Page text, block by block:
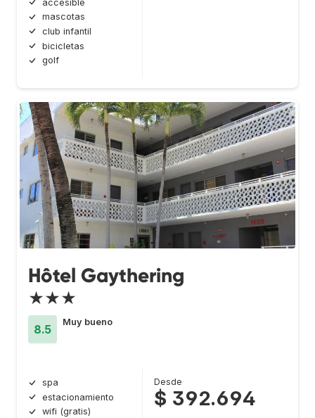
accesible
mascotas
club infantil
bicicletas
golf
Hôtel Gaythering
★★★
8.5
Muy bueno
spa
estacionamiento
wifi (gratis)
Desde
$ 392.694